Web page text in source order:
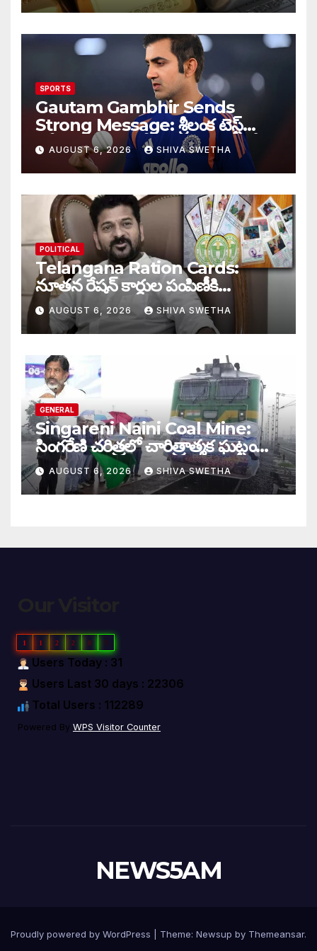
SPORTS
Gautam Gambhir Sends
Strong Message: శ్రీలంక టెస్ట్
సిరీస్‌కు ముందు టీమిండియాకు గంభీర్
వార్నింగ్…
AUGUST 6, 2026 SHIVA SWETHA
POLITICAL
Telangana Ration Cards:
నూతన రేషన్ కార్డుల పంపిణీకి
ముహూర్తం ఫిక్స్‌…
AUGUST 6, 2026 SHIVA SWETHA
GENERAL
Singareni Naini Coal Mine:
సింగరేణి చరిత్రలో చారిత్రాత్మక ఘట్టం…
AUGUST 6, 2026 SHIVA SWETHA
1 1 2 2 8 9
Users Today : 31
Users Last 30 days : 22306
Total Users : 112289
Powered By WPS Visitor Counter
NEWS5AM
Proudly powered by WordPress Theme: Newsup by Themeansar.